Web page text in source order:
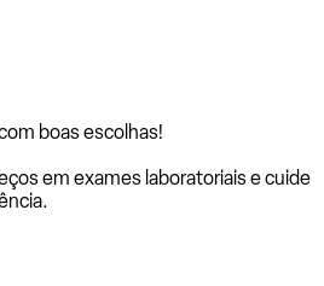
boas escolhas!
em exames laboratoriais e cuide